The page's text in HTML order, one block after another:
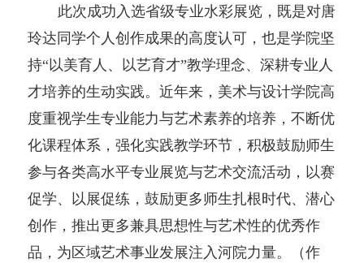
此次成功入选省级专业水彩展览，既是对唐
玲达同学个人创作成果的高度认可，也是学院坚
持“以美育人、以艺育才”教学理念、深耕专业人
才培养的生动实践。近年来，美术与设计学院高
度重视学生专业能力与艺术素养的培养，不断优
化课程体系，强化实践教学环节，积极鼓励师生
参与各类高水平专业展览与艺术交流活动，以赛
促学、以展促练，鼓励更多师生扎根时代、潜心
创作，推出更多兼具思想性与艺术性的优秀作
品，为区域艺术事业发展注入河院力量。（作